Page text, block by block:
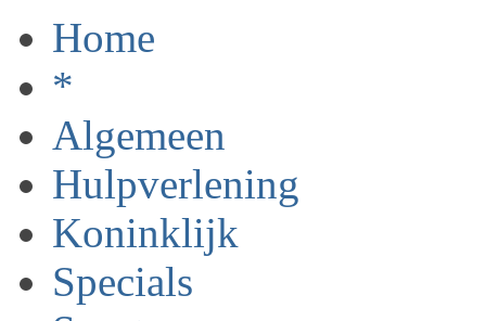
Home
*
Algemeen
Hulpverlening
Koninklijk
Specials